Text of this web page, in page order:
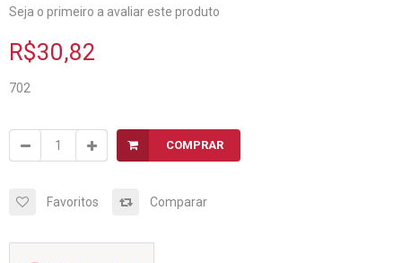
Seja o primeiro a avaliar este produto
R$30,82
702
COMPRAR
Favoritos Comparar